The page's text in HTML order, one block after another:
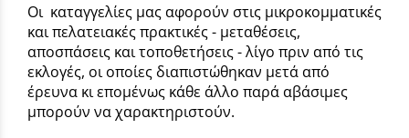
Οι καταγγελίες μας αφορούν στις μικροκομματικές
και πελατειακές πρακτικές - μεταθέσεις,
αποσπάσεις και τοποθετήσεις - λίγο πριν από τις
εκλογές, οι οποίες διαπιστώθηκαν μετά από
έρευνα κι επομένως κάθε άλλο παρά αβάσιμες
μπορούν να χαρακτηριστούν.